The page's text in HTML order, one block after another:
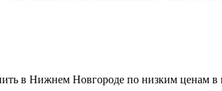
в Нижнем Новгороде по низким ценам в